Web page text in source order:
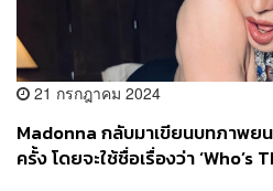
21 กรกฎาคม 2024
Madonna กลับมาเขียนบทภาพย
ครั้ง โดยจะใช้ชื่อเรื่องว่า ‘Who’s